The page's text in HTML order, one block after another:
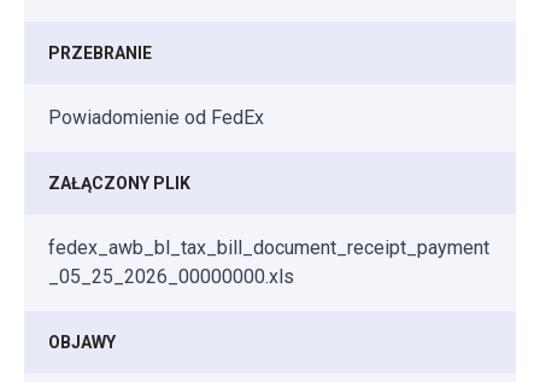
PRZEBRANIE
Powiadomienie od FedEx
ZAŁĄCZONY PLIK
fedex_awb_bl_tax_bill_document_receipt_payment
_05_25_2026_00000000.xls
OBJAWY